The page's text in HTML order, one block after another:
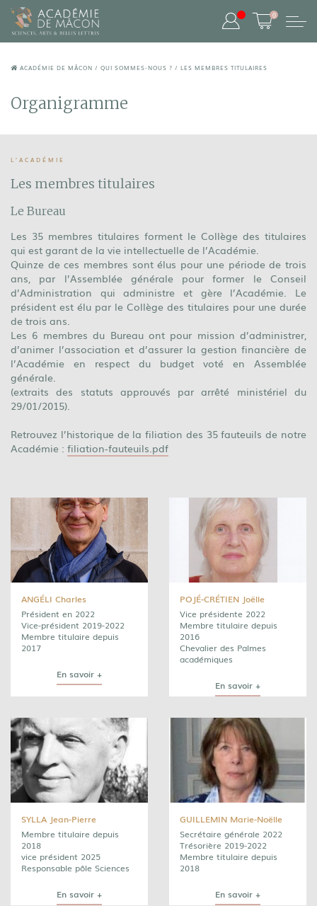
0
ACADÉMIE DE MÂCON / QUI SOMMES-NOUS ? / LES MEMBRES TITULAIRES
Organigramme
L’ACADÉMIE
Les membres titulaires
Le Bureau
Les 35 membres titulaires forment le Collège des titulaires
qui est garant de la vie intellectuelle de l’Académie.
Quinze de ces membres sont élus pour une période de trois
ans, par l’Assemblée générale pour former le Conseil
d’Administration qui administre et gère l’Académie. Le
président est élu par le Collège des titulaires pour une durée
de trois ans.
Les 6 membres du Bureau ont pour mission d’administrer,
d’animer l’association et d’assurer la gestion financière de
l’Académie en respect du budget voté en Assemblée
générale.
(extraits des statuts approuvés par arrêté ministériel du
29/01/2015).
Retrouvez l’historique de la filiation des 35 fauteuils de notre
Académie : filiation-fauteuils.pdf
ANGÉLI Charles
Président en 2022
Vice-président 2019-2022
Membre titulaire depuis
2017
En savoir +
POJÉ-CRÉTIEN Joëlle
Vice présidente 2022
Membre titulaire depuis
2016
Chevalier des Palmes
académiques
En savoir +
SYLLA Jean-Pierre
Membre titulaire depuis
2018
vice président 2025
Responsable pôle Sciences
En savoir +
GUILLEMIN Marie-Noëlle
Secrétaire générale 2022
Trésorière 2019-2022
Membre titulaire depuis
2018
En savoir +